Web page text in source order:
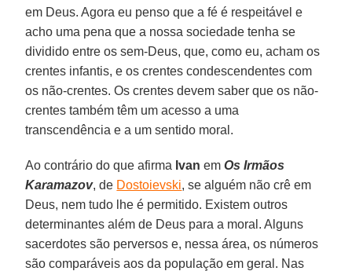
em Deus. Agora eu penso que a fé é respeitável e
acho uma pena que a nossa sociedade tenha se
dividido entre os sem-Deus, que, como eu, acham os
crentes infantis, e os crentes condescendentes com
os não-crentes. Os crentes devem saber que os não-
crentes também têm um acesso a uma
transcendência e a um sentido moral.
Ao contrário do que afirma Ivan emOs Irmãos
Karamazov, de Dostoievski, se alguém não crê em
Deus, nem tudo lhe é permitido. Existem outros
determinantes além de Deus para a moral. Alguns
sacerdotes são perversos e, nessa área, os números
são comparáveis aos da população em geral. Nas